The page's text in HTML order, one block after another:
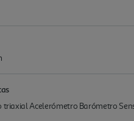
triaxial Acelerómetro Barómetro